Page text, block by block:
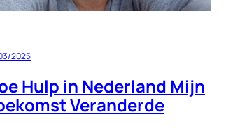
én
2025
Hulp in Nederland Mijn
Veranderde